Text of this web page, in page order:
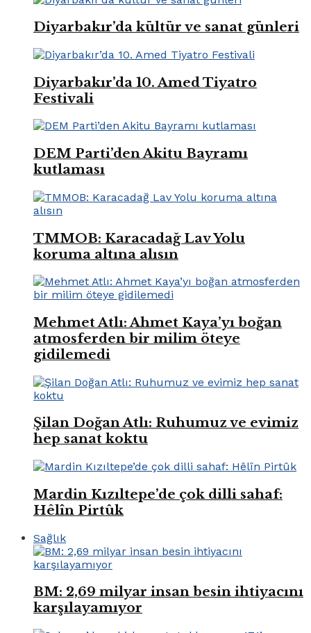
Diyarbakır’da kültür ve sanat günleri
Diyarbakır’da 10. Amed Tiyatro
Festivali
DEM Parti’den Akitu Bayramı
kutlaması
TMMOB: Karacadağ Lav Yolu
koruma altına alısın
Mehmet Atlı: Ahmet Kaya’yı boğan
atmosferden bir milim öteye
gidilemedi
Şilan Doğan Atlı: Ruhumuz ve evimiz
hep sanat koktu
Mardin Kızıltepe’de çok dilli sahaf:
Hêlîn Pirtûk
Sağlık
BM: 2,69 milyar insan besin ihtiyacını
karşılayamıyor